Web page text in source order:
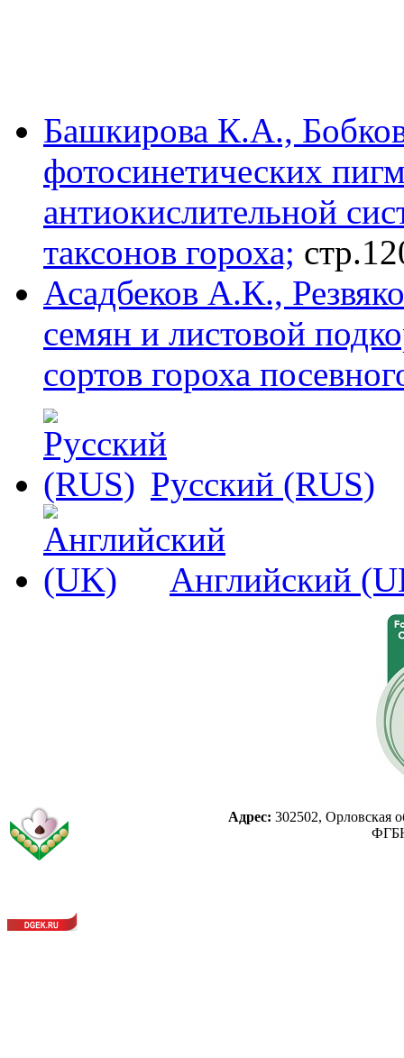
Башкирова К.А.,
фотосинетических
антиокислительной
таксонов гороха;
Асадбеков А.К.,
семян и листовой
сортов гороха
Русский (RUS)
Английский
Адрес: 302502, Орловская